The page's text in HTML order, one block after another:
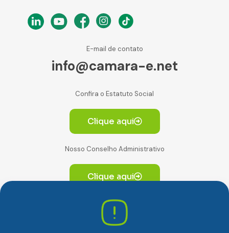
E-mail de contato
info@camara-e.net
Confira o Estatuto Social
Clique aqui
Nosso Conselho Administrativo
Clique aqui
Av. Paulista, 2064. Conjunto 14, (Edifício Paulista) -
CEP 01310-928 Consolação – São Paulo/SP